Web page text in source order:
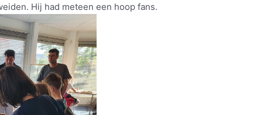
Hij had meteen een hoop fans.